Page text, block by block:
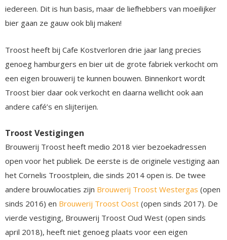
iedereen. Dit is hun basis, maar de liefhebbers van moeilijker
bier gaan ze gauw ook blij maken!
Troost heeft bij Cafe Kostverloren drie jaar lang precies
genoeg hamburgers en bier uit de grote fabriek verkocht om
een eigen brouwerij te kunnen bouwen. Binnenkort wordt
Troost bier daar ook verkocht en daarna wellicht ook aan
andere café’s en slijterijen.
Troost Vestigingen
Brouwerij Troost heeft medio 2018 vier bezoekadressen
open voor het publiek. De eerste is de originele vestiging aan
het Cornelis Troostplein, die sinds 2014 open is. De twee
andere brouwlocaties zijn Brouwerij Troost Westergas (open
sinds 2016) en Brouwerij Troost Oost (open sinds 2017). De
vierde vestiging, Brouwerij Troost Oud West (open sinds
april 2018), heeft niet genoeg plaats voor een eigen